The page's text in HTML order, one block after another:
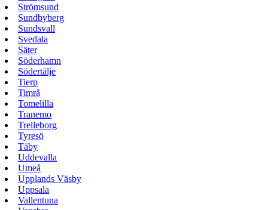
Strömsund
Sundbyberg
Sundsvall
Svedala
Säter
Söderhamn
Södertälje
Tierp
Timrå
Tomelilla
Tranemo
Trelleborg
Tyresö
Täby
Uddevalla
Umeå
Upplands Väsby
Uppsala
Vallentuna